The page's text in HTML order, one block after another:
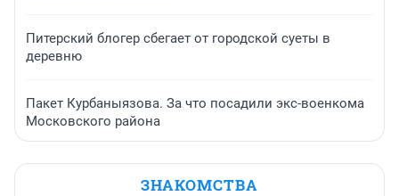
Питерский блогер сбегает от городской суеты в
деревню
Пакет Курбаныязова. За что посадили экс-военкома
Московского района
ЗНАКОМСТВА